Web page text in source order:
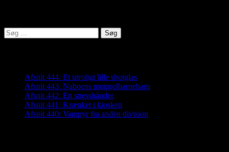
Søg
efter:
Afsnit 444: Et utroligt lille shotglas
Afsnit 443: Naboens mongolbarnebarn
Afsnit 442: En stresshånder
Afsnit 441: Krænket i kiosken
Afsnit 440: Vampyr fra anden division